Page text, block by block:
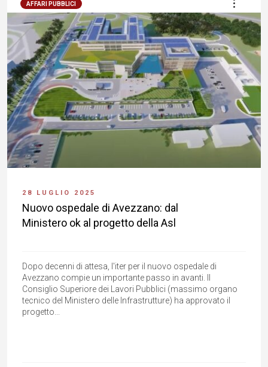
AFFARI PUBBLICI
28 LUGLIO 2025
Nuovo ospedale di Avezzano: dal
Ministero ok al progetto della Asl
Dopo decenni di attesa, l'iter per il nuovo ospedale di
Avezzano compie un importante passo in avanti. Il
Consiglio Superiore dei Lavori Pubblici (massimo organo
tecnico del Ministero delle Infrastrutture) ha approvato il
progetto...